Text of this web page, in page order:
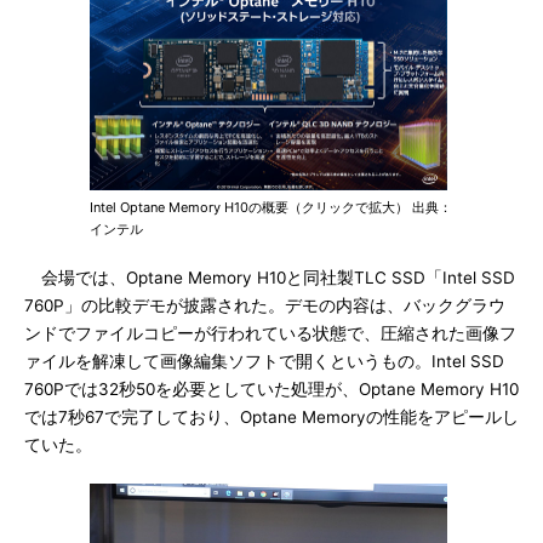
Intel Optane Memory H10の概要（クリックで拡大） 出典：
インテル
会場では、Optane Memory H10と同社製TLC SSD「Intel SSD
760P」の比較デモが披露された。デモの内容は、バックグラウ
ンドでファイルコピーが行われている状態で、圧縮された画像フ
ァイルを解凍して画像編集ソフトで開くというもの。Intel SSD
760Pでは32秒50を必要としていた処理が、Optane Memory H10
では7秒67で完了しており、Optane Memoryの性能をアピールし
ていた。